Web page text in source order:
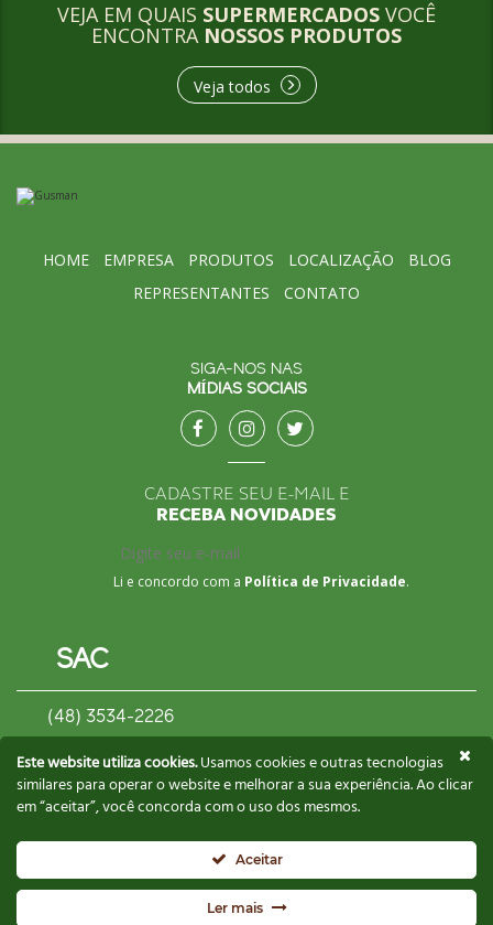
VEJA EM QUAIS SUPERMERCADOS VOCÊ
ENCONTRA NOSSOS PRODUTOS
Veja todos
HOME EMPRESA PRODUTOS LOCALIZAÇÃO
BLOG
REPRESENTANTES
CONTATO
SIGA-NOS NAS
MÍDIAS SOCIAIS
CADASTRE SEU E-MAIL E
RECEBA NOVIDADES
Li e concordo com a Política de Privacidade.
SAC
(48) 3534-2226
contato@biscoitosgusman.com.br
CONTATE UM REPRESENTANTE
Copyright. Todos os direitos reservados a Gusman © 2021 -
Este website utiliza cookies.Usamos cookies e outras tecnologias
similares para operar o website e melhorar a sua experiência. Ao clicar
em “aceitar”, você concorda com o uso dos mesmos.
Aceitar
Ler mais